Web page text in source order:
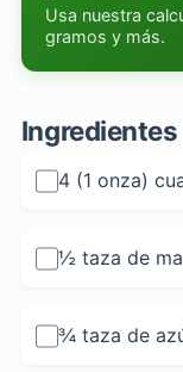
Usa nuestra
gramos y más.
Ingredientes
4 (1 onza)
½ taza de
¾ taza de